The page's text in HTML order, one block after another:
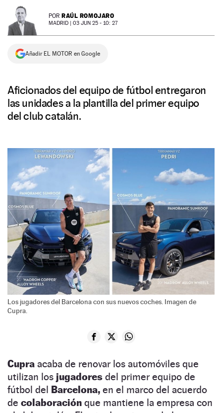
NEWSLETTER POR RAÚL ROMOJARO
MADRID | 03 JUN 25 - 10: 27
Añadir EL MOTOR en Google
Aficionados del equipo de fútbol entregaron
las unidades a la plantilla del primer equipo
del club catalán.
Los jugadores del Barcelona con sus nuevos coches. Imagen de
Cupra.
Cupra acaba de renovar los automóviles que
utilizan los jugadores del primer equipo de
fútbol del Barcelona, en el marco del acuerdo
de colaboración que mantiene la empresa con